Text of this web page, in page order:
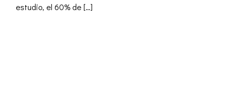
estudio, el 60% de […]